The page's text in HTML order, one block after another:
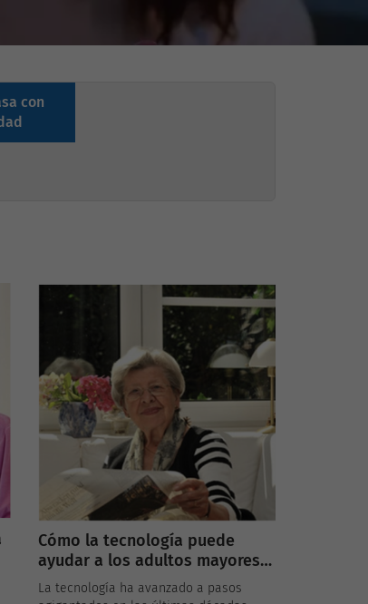
con
Cómo la tecnología puede
ayudar a los adultos mayores a
vivir seguros en casa
La tecnología ha avanzado a pasos